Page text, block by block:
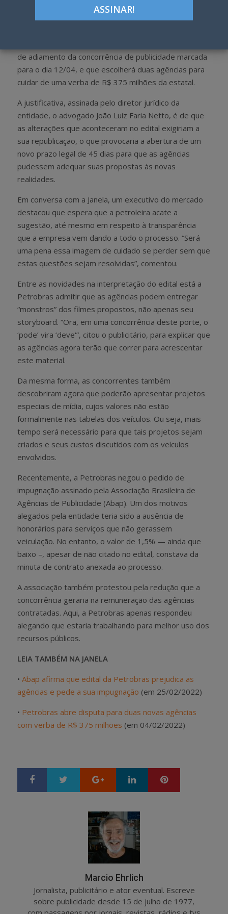
de adiamento da concorrência de publicidade marcada
para o dia 12/04, e que escolherá duas agências para
cuidar de uma verba de R$ 375 milhões da estatal.
A justificativa, assinada pelo diretor jurídico da
entidade, o advogado João Luiz Faria Netto, é de que
as alterações que aconteceram no edital exigiriam a
sua republicação, o que provocaria a abertura de um
novo prazo legal de 45 dias para que as agências
pudessem adequar suas propostas às novas
realidades.
Em conversa com a Janela, um executivo do mercado
destacou que espera que a petroleira acate a
sugestão, até mesmo em respeito à transparência
que a empresa vem dando a todo o processo. “Será
uma pena essa imagem de cuidado se perder sem que
estas questões sejam resolvidas”, comentou.
Entre as novidades na interpretação do edital está a
Petrobras admitir que as agências podem entregar
“monstros” dos filmes propostos, não apenas seu
storyboard. “Ora, em uma concorrência deste porte, o
‘pode’ vira ‘deve'”, citou o publicitário, para explicar que
as agências agora terão que correr para acrescentar
este material.
Da mesma forma, as concorrentes também
descobriram agora que poderão apresentar projetos
especiais de mídia, cujos valores não estão
formalmente nas tabelas dos veículos. Ou seja, mais
tempo será necessário para que tais projetos sejam
criados e seus custos discutidos com os veículos
envolvidos.
Recentemente, a Petrobras negou o pedido de
impugnação assinado pela Associação Brasileira de
Agências de Publicidade (Abap). Um dos motivos
alegados pela entidade teria sido a ausência de
honorários para serviços que não gerassem
veiculação. No entanto, o valor de 1,5% — ainda que
baixo –, apesar de não citado no edital, constava da
minuta de contrato anexada ao processo.
A associação também protestou pela redução que a
concorrência geraria na remuneração das agências
contratadas. Aqui, a Petrobras apenas respondeu
alegando que estaria trabalhando para melhor uso dos
recursos públicos.
LEIA TAMBÉM NA JANELA
• Abap afirma que edital da Petrobras prejudica as
agências e pede a sua impugnação (em 25/02/2022)
• Petrobras abre disputa para duas novas agências
com verba de R$ 375 milhões (em 04/02/2022)
Google+ LinkedIn
Marcio Ehrlich
Jornalista, publicitário e ator eventual. Escreve
sobre publicidade desde 15 de julho de 1977,